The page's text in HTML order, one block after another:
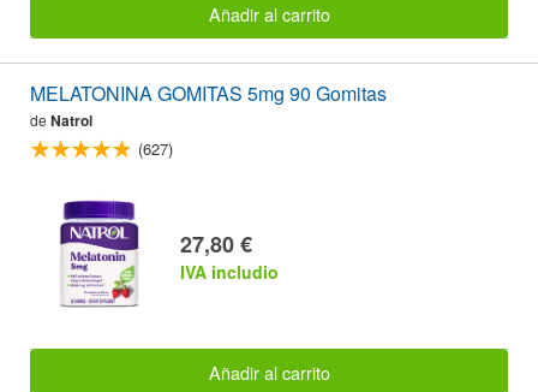
Añadir al carrito
MELATONINA GOMITAS 5mg 90 Gomitas
de Natrol
(627)
27,80 €
IVA includio
Añadir al carrito